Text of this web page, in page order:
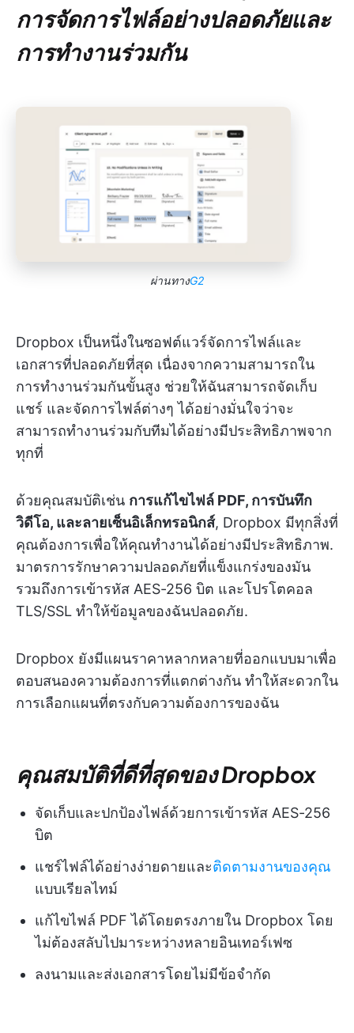
การจัดการไฟล์อย่างปลอดภัยและ
การทำงานร่วมกัน
ผ่านทางG2
Dropbox เป็นหนึ่งในซอฟต์แวร์จัดการไฟล์และ
เอกสารที่ปลอดภัยที่สุด เนื่องจากความสามารถใน
การทำงานร่วมกันขั้นสูง ช่วยให้ฉันสามารถจัดเก็บ
แชร์ และจัดการไฟล์ต่างๆ ได้อย่างมั่นใจว่าจะ
สามารถทำงานร่วมกับทีมได้อย่างมีประสิทธิภาพจาก
ทุกที่
ด้วยคุณสมบัติเช่น การแก้ไขไฟล์ PDF, การบันทึก
วิดีโอ, และลายเซ็นอิเล็กทรอนิกส์, Dropbox มีทุกสิ่งที่
คุณต้องการเพื่อให้คุณทำงานได้อย่างมีประสิทธิภาพ.
มาตรการรักษาความปลอดภัยที่แข็งแกร่งของมัน
รวมถึงการเข้ารหัส AES-256 บิต และโปรโตคอล
TLS/SSL ทำให้ข้อมูลของฉันปลอดภัย.
Dropbox ยังมีแผนราคาหลากหลายที่ออกแบบมาเพื่อ
ตอบสนองความต้องการที่แตกต่างกัน ทำให้สะดวกใน
การเลือกแผนที่ตรงกับความต้องการของฉัน
คุณสมบัติที่ดีที่สุดของ Dropbox
จัดเก็บและปกป้องไฟล์ด้วยการเข้ารหัส AES-256
บิต
แชร์ไฟล์ได้อย่างง่ายดายและติดตามงานของคุณ
แบบเรียลไทม์
แก้ไขไฟล์ PDF ได้โดยตรงภายใน Dropbox โดย
ไม่ต้องสลับไปมาระหว่างหลายอินเทอร์เฟซ
ลงนามและส่งเอกสารโดยไม่มีข้อจำกัด